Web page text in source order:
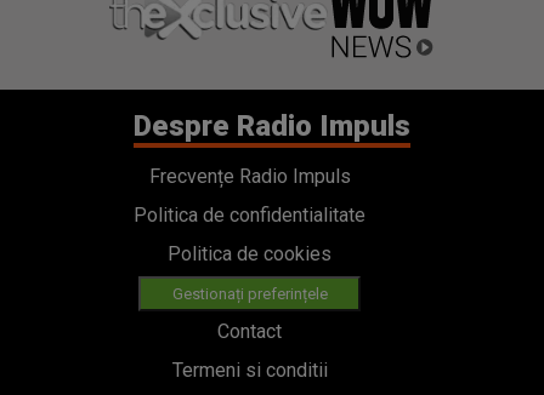
Despre Radio Impuls
Frecvențe Radio Impuls
Politica de confidentialitate
Politica de cookies
Gestionați preferințele
Contact
Termeni si conditii